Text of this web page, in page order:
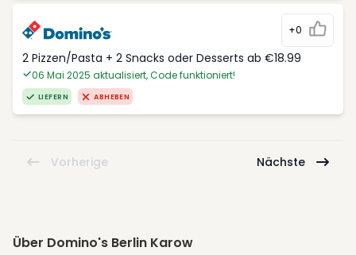
+0
2 Pizzen/Pasta + 2 Snacks oder Desserts ab €18.99
06 Mai 2025 aktualisiert, Code funktioniert!
LIEFERN ABHEBEN
Vorherige Nächste
Über Domino's Berlin Karow